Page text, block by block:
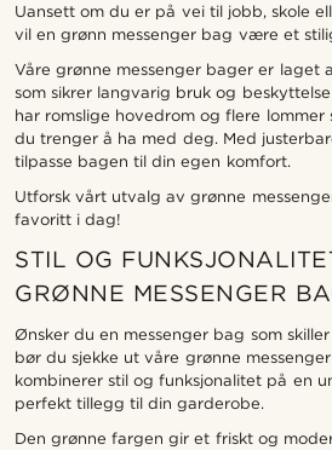
Uansett om du er på vei til jobb, skole
vil en grønn messenger bag være et
Våre grønne messenger bager er laget
som sikrer langvarig bruk og
har romslige hovedrom og flere lommer
du trenger å ha med deg. Med
tilpasse bagen til din egen komfort.
Utforsk vårt utvalg av grønne
favoritt i dag!
STIL OG
GRØNNE MESSENGER
Ønsker du en messenger bag som
bør du sjekke ut våre grønne
kombinerer stil og funksjonalitet på en
perfekt tillegg til din garderobe.
Den grønne fargen gir et friskt og